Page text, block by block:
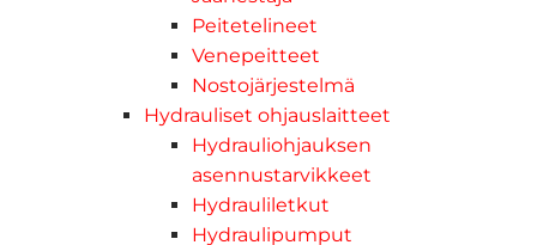
Peitetelineet
Venepeitteet
Nostojärjestelmä
Hydrauliset ohjauslaitteet
Hydrauliohjauksen
asennustarvikkeet
Hydrauliletkut
Hydraulipumput